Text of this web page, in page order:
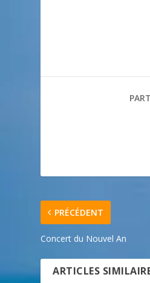
PRÉCÉDENT
Concert du Nouvel An
ARTICLES